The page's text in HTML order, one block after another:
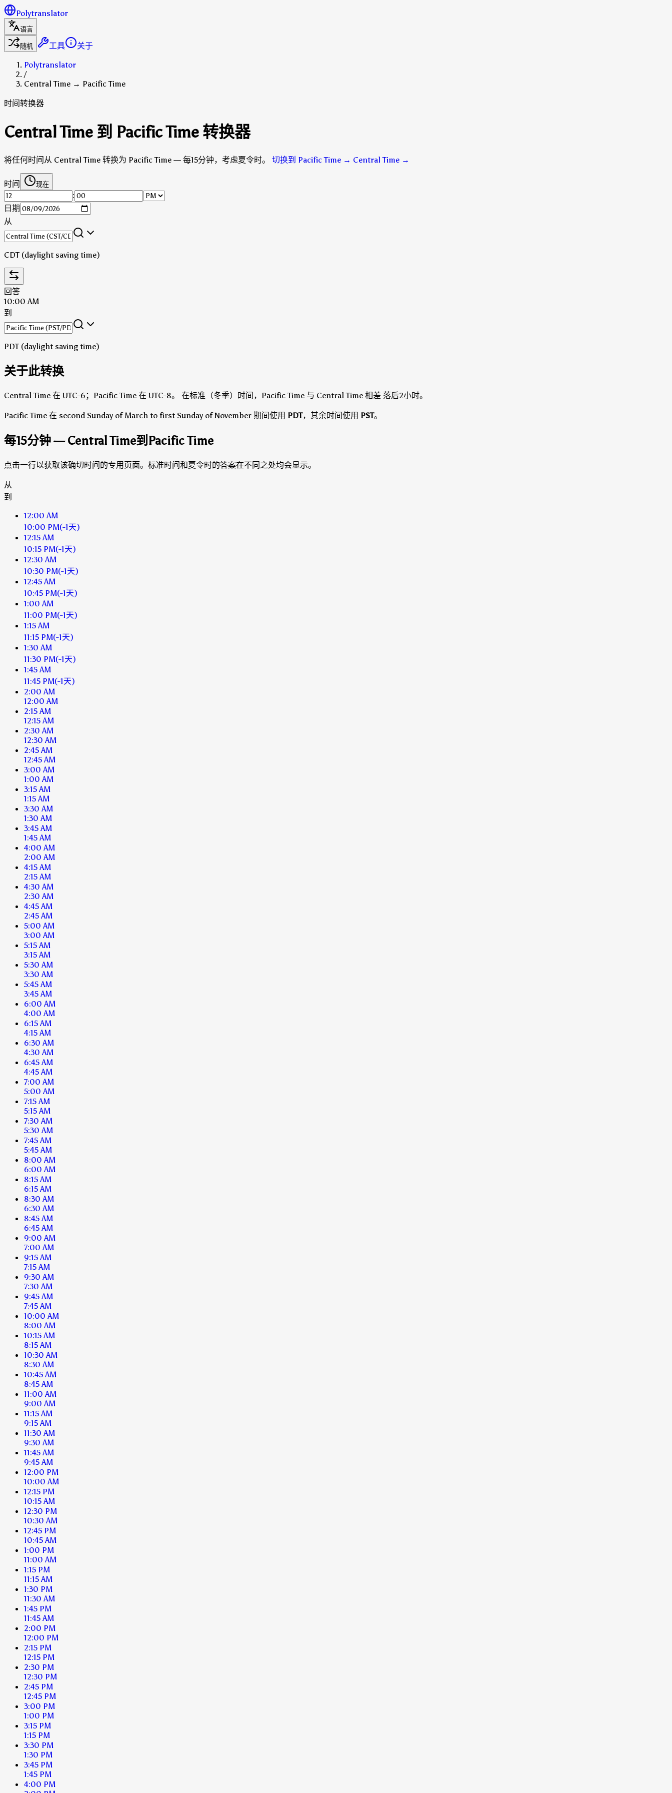
Polytranslator
语言
随机
工具
关于
Polytranslator
/
Central Time → Pacific Time
时间转换器
Central Time 到 Pacific Time 转换器
将任何时间从 Central Time 转换为 Pacific Time — 每15分钟，考虑夏令时。 切换到 Pacific Time → Central Time →
时间 现在
:
日期
从
CDT (daylight saving time)
回答
10:00 AM
到
PDT (daylight saving time)
关于此转换
Central Time 在 UTC-6；Pacific Time 在 UTC-8。 在标准（冬季）时间，Pacific Time 与 Central Time 相差 落后2小时。
Pacific Time 在 second Sunday of March to first Sunday of November 期间使用 PDT，其余时间使用 PST。
每15分钟 — Central Time到Pacific Time
点击一行以获取该确切时间的专用页面。标准时间和夏令时的答案在不同之处均会显示。
从
到
12:00 AM
10:00 PM(-1天)
12:15 AM
10:15 PM(-1天)
12:30 AM
10:30 PM(-1天)
12:45 AM
10:45 PM(-1天)
1:00 AM
11:00 PM(-1天)
1:15 AM
11:15 PM(-1天)
1:30 AM
11:30 PM(-1天)
1:45 AM
11:45 PM(-1天)
2:00 AM
12:00 AM
2:15 AM
12:15 AM
2:30 AM
12:30 AM
2:45 AM
12:45 AM
3:00 AM
1:00 AM
3:15 AM
1:15 AM
3:30 AM
1:30 AM
3:45 AM
1:45 AM
4:00 AM
2:00 AM
4:15 AM
2:15 AM
4:30 AM
2:30 AM
4:45 AM
2:45 AM
5:00 AM
3:00 AM
5:15 AM
3:15 AM
5:30 AM
3:30 AM
5:45 AM
3:45 AM
6:00 AM
4:00 AM
6:15 AM
4:15 AM
6:30 AM
4:30 AM
6:45 AM
4:45 AM
7:00 AM
5:00 AM
7:15 AM
5:15 AM
7:30 AM
5:30 AM
7:45 AM
5:45 AM
8:00 AM
6:00 AM
8:15 AM
6:15 AM
8:30 AM
6:30 AM
8:45 AM
6:45 AM
9:00 AM
7:00 AM
9:15 AM
7:15 AM
9:30 AM
7:30 AM
9:45 AM
7:45 AM
10:00 AM
8:00 AM
10:15 AM
8:15 AM
10:30 AM
8:30 AM
10:45 AM
8:45 AM
11:00 AM
9:00 AM
11:15 AM
9:15 AM
11:30 AM
9:30 AM
11:45 AM
9:45 AM
12:00 PM
10:00 AM
12:15 PM
10:15 AM
12:30 PM
10:30 AM
12:45 PM
10:45 AM
1:00 PM
11:00 AM
1:15 PM
11:15 AM
1:30 PM
11:30 AM
1:45 PM
11:45 AM
2:00 PM
12:00 PM
2:15 PM
12:15 PM
2:30 PM
12:30 PM
2:45 PM
12:45 PM
3:00 PM
1:00 PM
3:15 PM
1:15 PM
3:30 PM
1:30 PM
3:45 PM
1:45 PM
4:00 PM